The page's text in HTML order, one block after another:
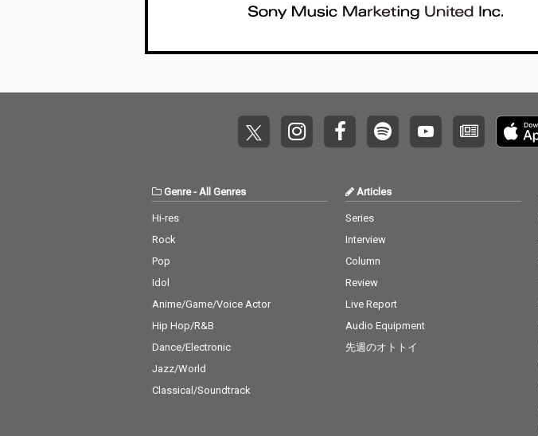
Genre- All Genres
Hi-res
Rock
Pop
Idol
Anime/Game/Voice Actor
Hip Hop/R&B
Dance/Electronic
Jazz/World
Classical/Soundtrack
Articles
Series
Interview
Column
Review
Live Report
Audio Equipment
先週のオトトイ